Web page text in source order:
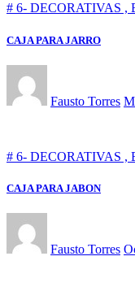
# 6- DECORATIVAS ,
CAJA PARA JARRO
Fausto Torres
# 6- DECORATIVAS ,
CAJA PARA JABON
Fausto Torres